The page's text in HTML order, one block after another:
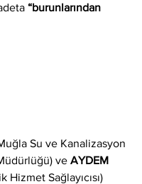
“burunlarından
Su ve Kanalizasyon
ve AYDEM
Hizmet Sağlayıcısı)